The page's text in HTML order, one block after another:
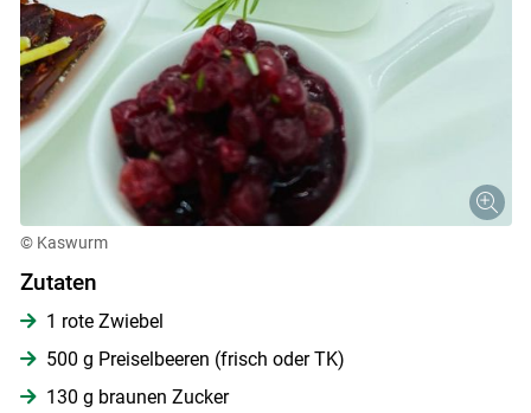
Skip to main content
© Kaswurm
Zutaten
1 rote Zwiebel
500 g Preiselbeeren (frisch oder TK)
130 g braunen Zucker